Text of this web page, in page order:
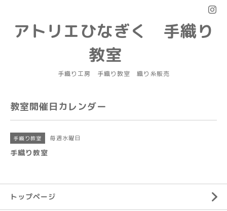
アトリエひなぎく 手織り
教室
手織り工房 手織り教室 織り糸販売
教室開催日カレンダー
手織り教室 毎週水曜日
手織り教室
トップページ